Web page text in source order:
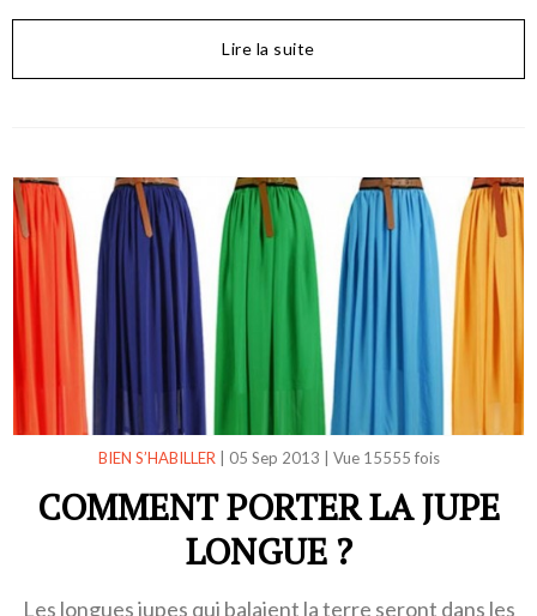
Lire la suite
BIEN S’HABILLER| 05 Sep 2013 Vue 15555 fois
COMMENT PORTER LA JUPE
LONGUE ?
Les longues jupes qui balaient la terre seront dans les